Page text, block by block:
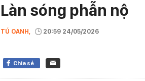
Làn sóng phẫn nộ
TÚ OANH, 20:59 24/05/2026
Chia sẻ